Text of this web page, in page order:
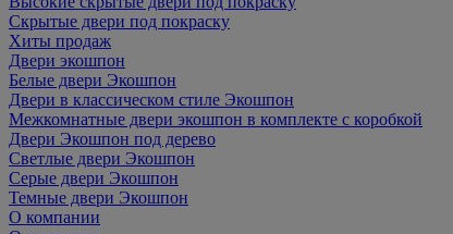
Скрытые двери под покраску
Хиты продаж
Двери экошпон
Белые двери Экошпон
Двери в классическом стиле Экошпон
Межкомнатные двери экошпон в комплекте с коробкой
Двери Экошпон под дерево
Светлые двери Экошпон
Серые двери Экошпон
Темные двери Экошпон
О компании